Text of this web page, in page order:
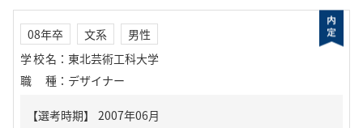
08年卒 文系
男性
学校名 ： 東北芸術工科大学
職種 ： デザイナー